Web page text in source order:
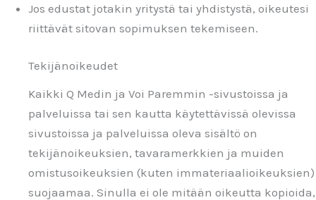
Jos edustat jotakin yritystä tai yhdistystä, oikeutesi
riittävät sitovan sopimuksen tekemiseen.
Tekijänoikeudet
Kaikki Q Medin ja Voi Paremmin -sivustoissa ja
palveluissa tai sen kautta käytettävissä olevissa
sivustoissa ja palveluissa oleva sisältö on
tekijänoikeuksien, tavaramerkkien ja muiden
omistusoikeuksien (kuten immateriaalioikeuksien)
suojaamaa. Sinulla ei ole mitään oikeutta kopioida,